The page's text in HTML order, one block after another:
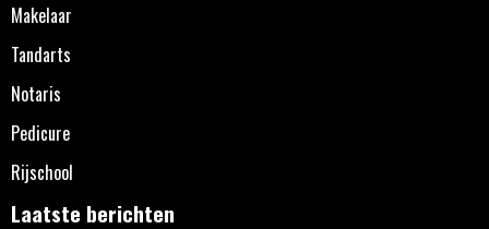
Makelaar
Tandarts
Notaris
Pedicure
Rijschool
Laatste berichten